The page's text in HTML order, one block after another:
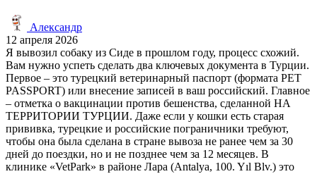
Александр
12 апреля 2026
Я вывозил собаку из Сиде в прошлом году, процесс схожий.
Вам нужно успеть сделать два ключевых документа в Турции.
Первое – это турецкий ветеринарный паспорт (формата PET
PASSPORT) или внесение записей в ваш российский. Главное
– отметка о вакцинации против бешенства, сделанной НА
ТЕРРИТОРИИ ТУРЦИИ. Даже если у кошки есть старая
прививка, турецкие и российские пограничники требуют,
чтобы она была сделана в стране вывоза не ранее чем за 30
дней до поездки, но и не позднее чем за 12 месяцев. В
клинике «VetPark» в районе Лара (Antalya, 100. Yıl Blv.) это